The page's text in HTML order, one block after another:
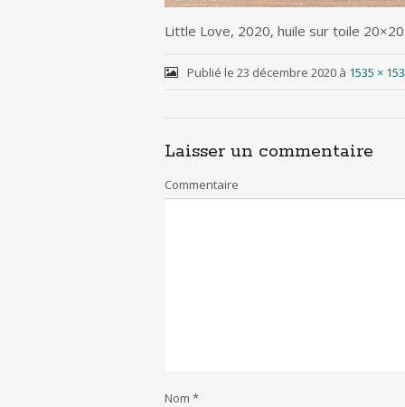
Little Love, 2020, huile sur toile 20×20
Publié le 23 décembre 2020à 1535 ×
Laisser un commentaire
Commentaire
Nom *